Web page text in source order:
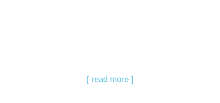
[ read more ]